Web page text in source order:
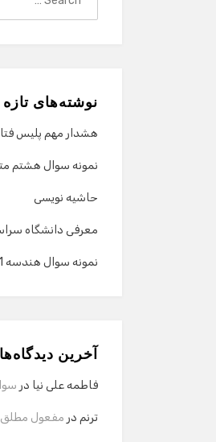
نوشته‌های تازه
هشدار مهم پلیس فتا
نمونه سوال هشتم
حاشیه نویسی
معرفی دانشگاه
نمونه سوال هندسه 1 نوبت اول دی 93
آخرین دیدگاه‌ها
فاطمه علی نیا در
ترنم در مفعول مطلق